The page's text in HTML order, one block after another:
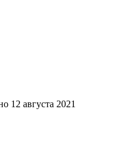
12 августа 2021